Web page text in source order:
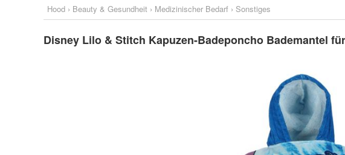
Hood › Beauty & Gesundheit › Medizinischer Bedarf › Sonstiges
Disney Lilo & Stitch Kapuzen-Badeponcho Bademantel